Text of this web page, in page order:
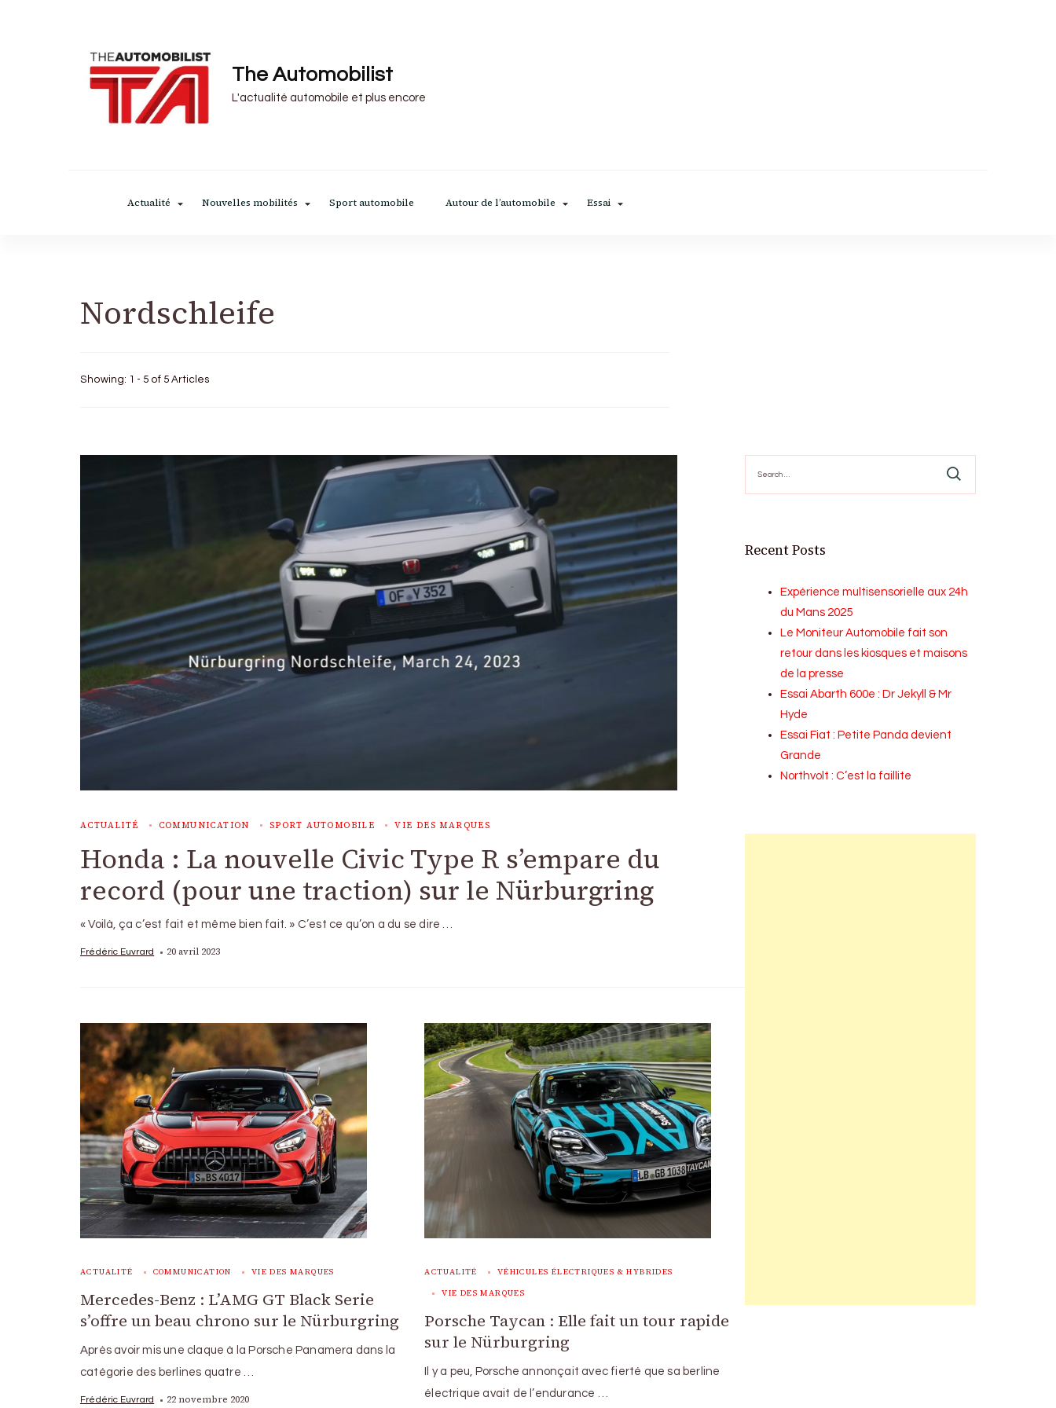
The Automobilist
L'actualité automobile et plus encore
Actualité Nouvelles mobilités Sport automobile Autour de l’automobile Essai
Nordschleife
Showing: 1 - 5 of 5 Articles
ACTUALITÉ COMMUNICATION SPORT AUTOMOBILE VIE DES MARQUES
Honda : La nouvelle Civic Type R s’empare du
record (pour une traction) sur le Nürburgring
« Voilà, ça c’est fait et même bien fait. » C’est ce qu’on a du se dire …
Frédéric Euvrard 20 avril 2023
ACTUALITÉ COMMUNICATION VIE DES MARQUES
Mercedes-Benz : L’AMG GT Black Serie
s’offre un beau chrono sur le Nürburgring
Après avoir mis une claque à la Porsche Panamera dans la
catégorie des berlines quatre …
Frédéric Euvrard 22 novembre 2020
ACTUALITÉ VÉHICULES ÉLECTRIQUES & HYBRIDES
VIE DES MARQUES
Porsche Taycan : Elle fait un tour rapide
sur le Nürburgring
Il y a peu, Porsche annonçait avec fierté que sa berline
électrique avait de l’endurance …
for:
Recent Posts
Expérience multisensorielle aux 24h
du Mans 2025
Le Moniteur Automobile fait son
retour dans les kiosques et maisons
de la presse
Essai Abarth 600e : Dr Jekyll & Mr
Hyde
Essai Fiat : Petite Panda devient
Grande
Northvolt : C’est la faillite